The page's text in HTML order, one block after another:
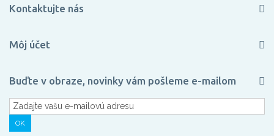
Kontaktujte nás
Môj účet
Buďte v obraze, novinky vám pošleme e-mailom
OK